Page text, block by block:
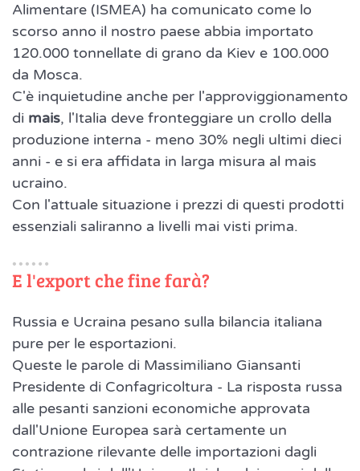
Alimentare (ISMEA) ha comunicato come lo
scorso anno il nostro paese abbia importato
120.000 tonnellate di grano da Kiev e 100.000
da Mosca.
C'è inquietudine anche per l'approviggionamento
di mais, l'Italia deve fronteggiare un crollo della
produzione interna - meno 30% negli ultimi dieci
anni - e si era affidata in larga misura al mais
ucraino.
Con l'attuale situazione i prezzi di questi prodotti
essenziali saliranno a livelli mai visti prima.
E l'export che fine farà?
Russia e Ucraina pesano sulla bilancia italiana
pure per le esportazioni.
Queste le parole di Massimiliano Giansanti
Presidente di Confagricoltura - La risposta russa
alle pesanti sanzioni economiche approvata
dall'Unione Europea sarà certamente un
contrazione rilevante delle importazioni dagli